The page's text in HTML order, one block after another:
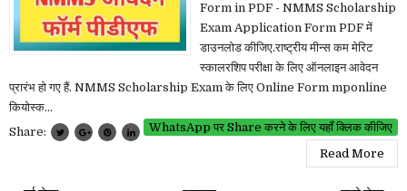
Form in PDF - NMMS Scholarship
Exam Application Form PDF में
डाउनलोड कीजिए.राष्ट्रीय मीन्स कम मेरिट
स्कालरशिप परीक्षा के लिए ऑनलाइन आवेदन
प्रारंभ हो गए हैं. NMMS Scholarship Exam के लिए Online Form mponline
कियोस्क...
WhatsApp पर Share करने के लिए यहाँ क्लिक कीजिए
Share:
Read More